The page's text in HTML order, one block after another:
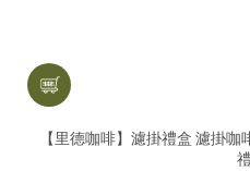
【里德咖啡】濾掛禮盒 濾掛
禮